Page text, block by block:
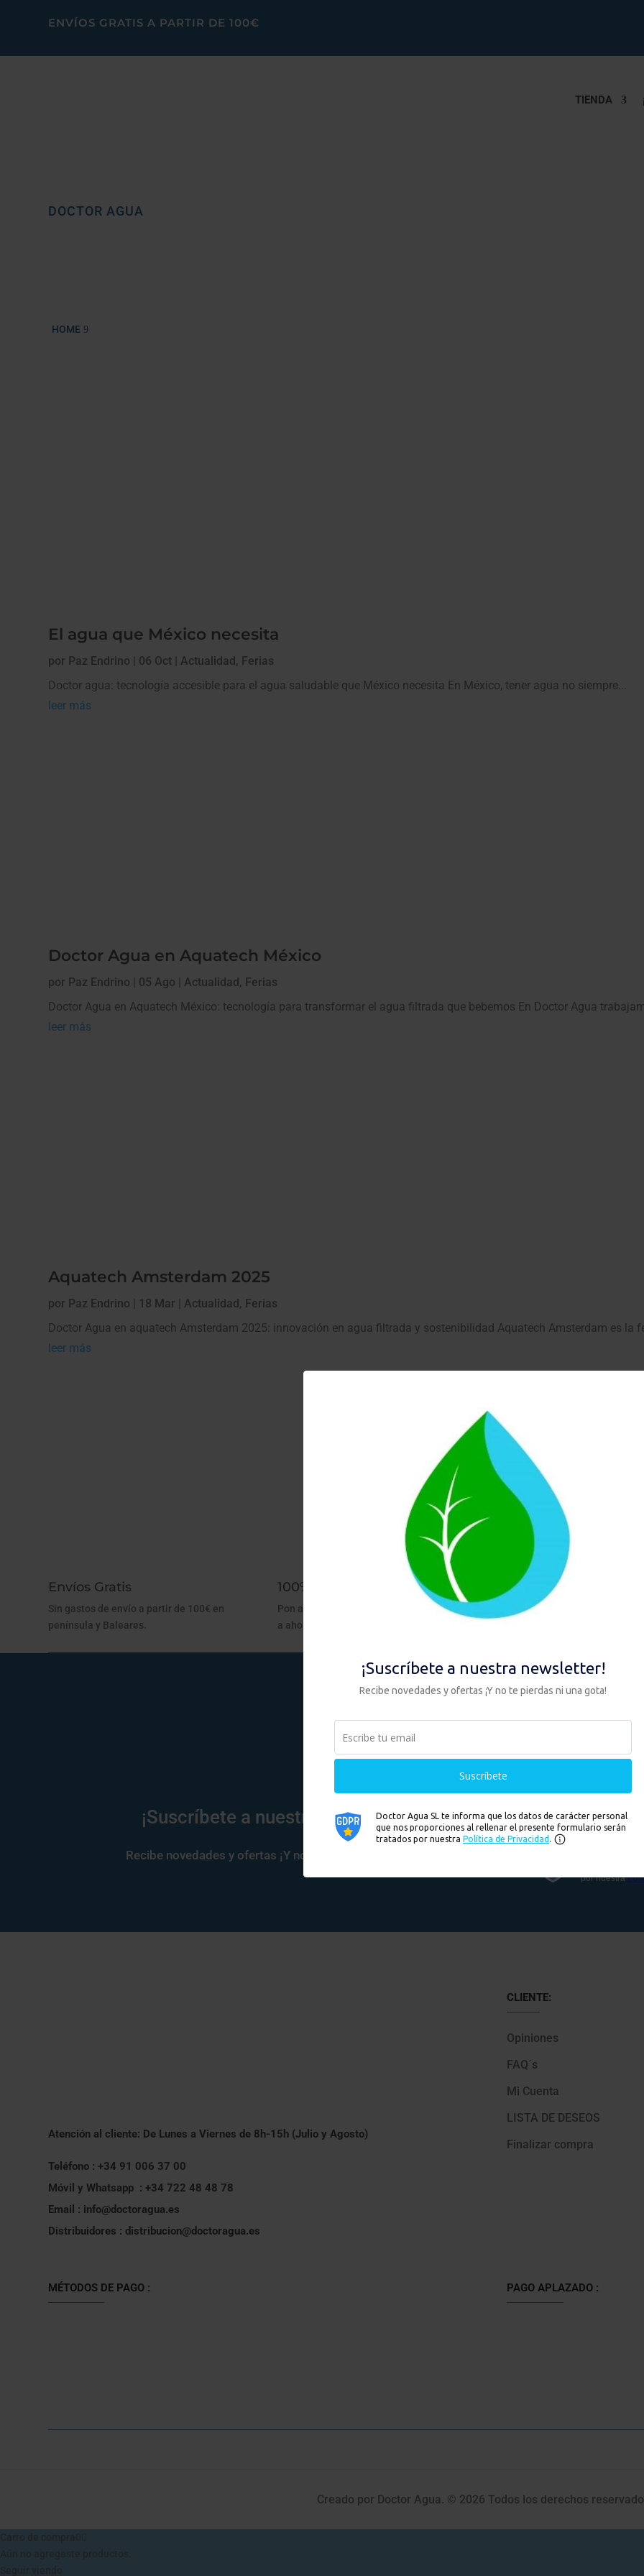
ENVÍOS GRATIS A PARTIR DE 100€
TIENDA
DOCTOR AGUA
HOME
El agua que México necesita
por Paz Endrino 06 Oct Actualidad , Ferias
Doctor agua: tecnología accesible para el agua saludable que México necesita En México, tener agua no siempre...
leer más
Doctor Agua en Aquatech México
por Paz Endrino 05 Ago Actualidad , Ferias
Doctor Agua en Aquatech México: tecnología para transformar el agua filtrada que bebemos En Doctor Agua
leer más
Aquatech Amsterdam 2025
por Paz Endrino 18 Mar Actualidad , Ferias
Doctor Agua en aquatech Amsterdam 2025: innovación en agua filtrada y sostenibilidad Aquatech Amsterdam es la
leer más
Envíos Gratis
Sin gastos de envío a partir de 100€ en
península y Baleares.
100% Ahorro
Pon agua sana en tu hogar y comienza
a ahorrar desde el primer minuto.
Pago Fácil
Tarjeta, Transferencia, Pay
¡Suscríbete a nuestra newsletter!
Recibe novedades y ofertas ¡Y no te pierdas ni una gota!
Atención al cliente: De Lunes a Viernes de 8h-15h (Julio y Agosto)
Teléfono : +34 91 006 37 00
Móvil y Whatsapp : +34 722 48 48 78
Email : info@doctoragua.es
Distribuidores : distribucion@doctoragua.es
CLIENTE:
Opiniones
FAQ´s
Mi Cuenta
LISTA DE DESEOS
Finalizar compra
MÉTODOS DE PAGO : PAGO APLAZADO :
Creado por Doctor Agua. © 2026 Todos los derechos